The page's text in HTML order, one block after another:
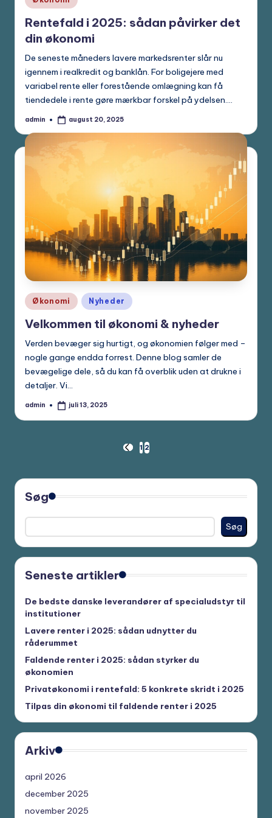
in
Rentefald i 2025: sådan påvirker det
din økonomi
De seneste måneders lavere markedsrenter slår nu
igennem i realkredit og banklån. For boligejere med
variabel rente eller forestående omlægning kan få
tiendedele i rente gøre mærkbar forskel på ydelsen.…
Posted
admin august 20, 2025
Posted
in
Økonomi Nyheder
Velkommen til økonomi & nyheder
Verden bevæger sig hurtigt, og økonomien følger med –
nogle gange endda forrest. Denne blog samler de
bevægelige dele, så du kan få overblik uden at drukne i
detaljer. Vi…
Posted
admin juli 13, 2025
Indlægsinddeling
PREVIOUS
1 2
Søg
Søg
Seneste artikler
De bedste danske leverandører af specialudstyr til
institutioner
Lavere renter i 2025: sådan udnytter du
råderummet
Faldende renter i 2025: sådan styrker du
økonomien
Privatøkonomi i rentefald: 5 konkrete skridt i 2025
Tilpas din økonomi til faldende renter i 2025
Arkiv
april 2026
december 2025
november 2025